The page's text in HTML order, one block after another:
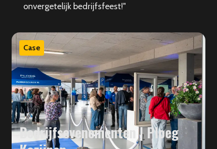
onvergetelijk bedrijfsfeest!"
Case
Bedrijfsevenementen | Ploeg